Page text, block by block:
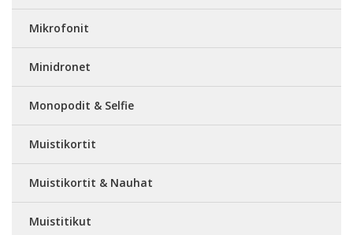
Mikrofonit
Minidronet
Monopodit & Selfie
Muistikortit
Muistikortit & Nauhat
Muistitikut